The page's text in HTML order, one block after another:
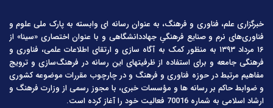
خبرگزاری علم، فناوری و فرهنگ، به عنوان رسانه ای وابسته به پارک ملی علوم و
فناوری‌های نرم و صنایع فرهنگیِ جهاددانشگاهی و با عنوان اختصاری «سینا» از
۱۶ مرداد ۱۳۹۳ به منظور کمک به آگاه سازی و ارتقای اطلاعات علمی، فناوری و
فرهنگی جامعه و برای استفاده از ظرفیتهای این رسانه در فرهنگ‌سازی و ترویج
مفاهیم مرتبط در حوزه فناوری و فرهنگ و در چارچوب مقررات موضوعه کشوری
و ضوابط حاکم بر رسانه ها و مؤسسات خبری، با مجوز رسمی از وزارت فرهنگ و
ارشاد اسلامی به شماره 70016 فعالیت خود را آغاز کرده است.